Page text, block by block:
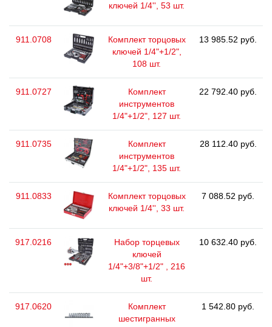
ключей 1/4'', 53 шт.
911.0708
Комплект торцовых
ключей 1/4"+1/2",
108 шт.
13 985.52 руб.
911.0727
Комплект
инструментов
1/4"+1/2", 127 шт.
22 792.40 руб.
911.0735
Комплект
инструментов
1/4"+1/2", 135 шт.
28 112.40 руб.
911.0833
Комплект торцовых
ключей 1/4'', 33 шт.
7 088.52 руб.
917.0216
Набор торцевых
ключей
1/4"+3/8"+1/2" , 216
шт.
10 632.40 руб.
917.0620
Комплект
шестигранных
1 542.80 руб.